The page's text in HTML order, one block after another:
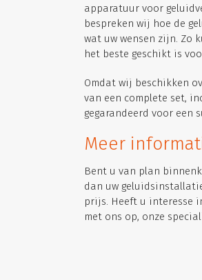
apparatuur voor
bespreken wij hoe de
wat uw wensen zijn. Zo
het beste geschikt is
Omdat wij beschikken
van een complete set,
gegarandeerd voor een
Meer
Bent u van plan
dan uw
prijs. Heeft u interesse
met ons op, onze